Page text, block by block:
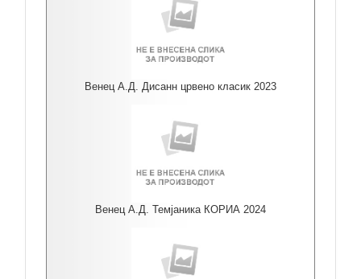
Венец А.Д. Дисанн црвено класик 2023
Венец А.Д. Темјаника КОРИА 2024